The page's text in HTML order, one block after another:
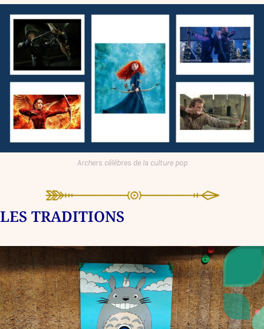
Archers célébres de la culture pop
LES TRADITIONS